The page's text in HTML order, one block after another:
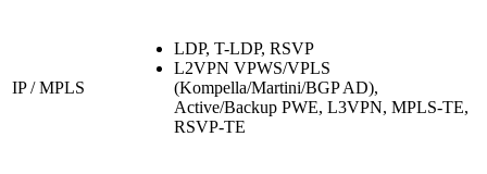
IP / MPLS
LDP, T-LDP, RSVP
L2VPN VPWS/VPLS
(Kompella/Martini/BGP AD),
Active/Backup PWE, L3VPN, MPLS-TE,
RSVP-TE